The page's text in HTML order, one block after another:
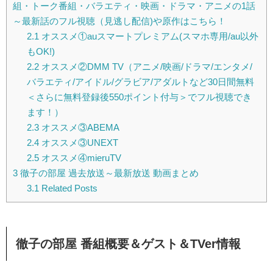
組・トーク番組・バラエティ・映画・ドラマ・アニメの1話
～最新話のフル視聴（見逃し配信)や原作はこちら！
2.1 オススメ①auスマートプレミアム(スマホ専用/au以外
もOK!)
2.2オススメ②DMM TV（アニメ/映画/ドラマ/エンタメ/
バラエティ/アイドル/グラビア/アダルトなど30日間無料
＜さらに無料登録後550ポイント付与＞でフル視聴でき
ます！）
2.3オススメ③ABEMA
2.4オススメ③UNEXT
2.5オススメ④mieruTV
3 徹子の部屋 過去放送～最新放送 動画まとめ
3.1 Related Posts
徹子の部屋 番組概要＆ゲスト＆TVer情報